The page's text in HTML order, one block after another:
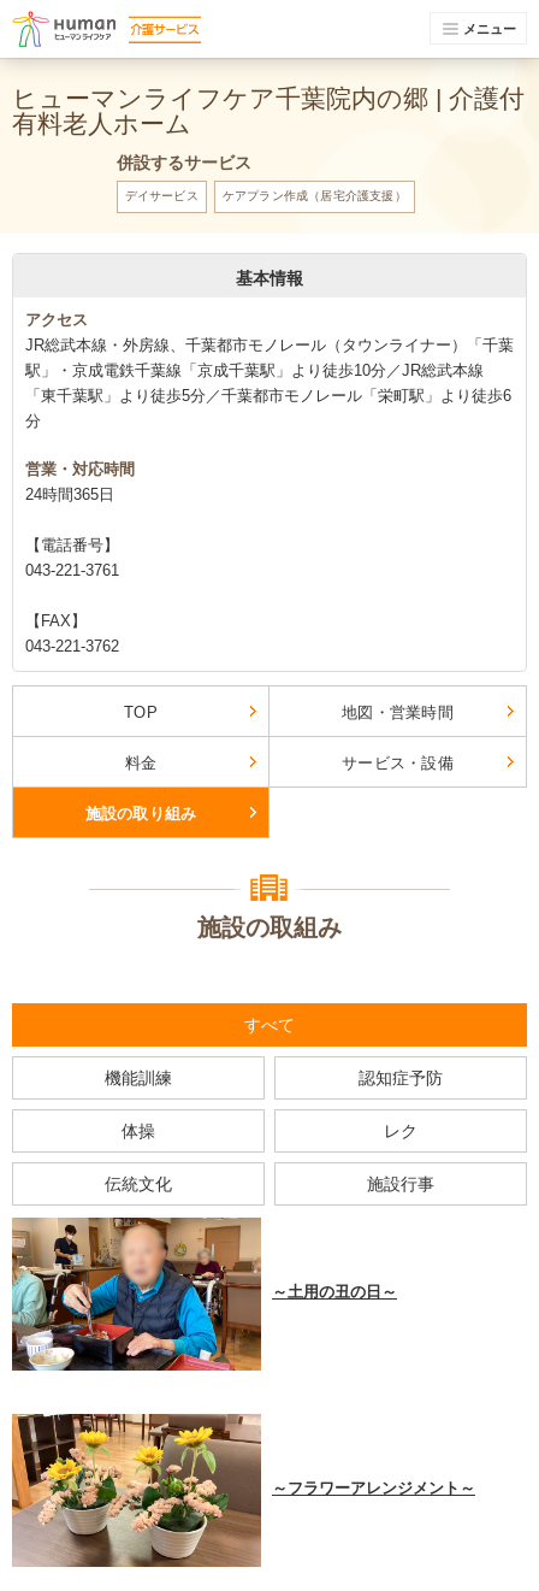
メニュー
ヒューマンライフケア千葉院内の郷 | 介護付
有料老人ホーム
併設するサービス
デイサービス ケアプラン作成（居宅介護支援）
基本情報
アクセス
JR総武本線・外房線、千葉都市モノレール（タウンライナー）「千葉
駅」・京成電鉄千葉線「京成千葉駅」より徒歩10分／JR総武本線
「東千葉駅」より徒歩5分／千葉都市モノレール「栄町駅」より徒歩6
分
営業・対応時間
24時間365日
【電話番号】
043-221-3761
【FAX】
043-221-3762
TOP 地図・営業時間
料金 サービス・設備
施設の取り組み
施設の取組み
すべて
機能訓練 認知症予防
体操 レク
伝統文化 施設行事
～土用の丑の日～
～フラワーアレンジメント～